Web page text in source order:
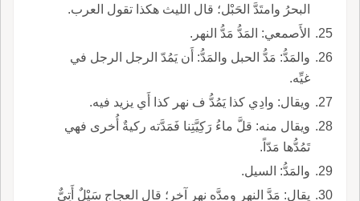
البحرُ وامتَدَّ الحَبْل؛ قال الليث هكذا تقول العرب.
الأَصمعي: المَدُّ مَدُّ النهر.
والمَدُّ: مَدُّ الحبل والمَدُّ: أَن يَمُدّ الرجل الرجل في
غيِّه.
ويقال: وادِي كذا يَمُدُّ ف نهر كذا أَي يزيد فيه.
ويقال منه: قلَّ ماءُ رَكِيَّتِنا فَمَدَّته ركيةٌ أُخرى فهي
تَمُدُّها مَدّاً.
والمَدُّ: السيل.
يقال: مَدَّ النهر ومدَّه نهر آخر؛ قال العجاج سَيْلٌ أَتِيٌّ